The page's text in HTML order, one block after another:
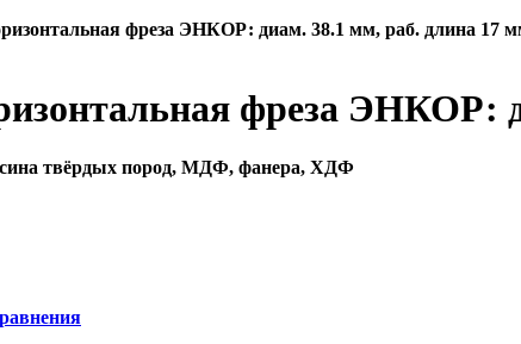
фреза ЭНКОР: диам. 38.1 мм, раб. длина 17
фреза ЭНКОР:
твёрдых пород, МДФ, фанера, ХДФ